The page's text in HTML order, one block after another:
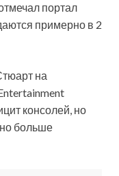
портал
примерно в 2
на
консолей, но
больше